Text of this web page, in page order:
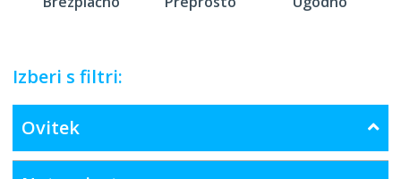
Izberi s filtri:
Ovitek